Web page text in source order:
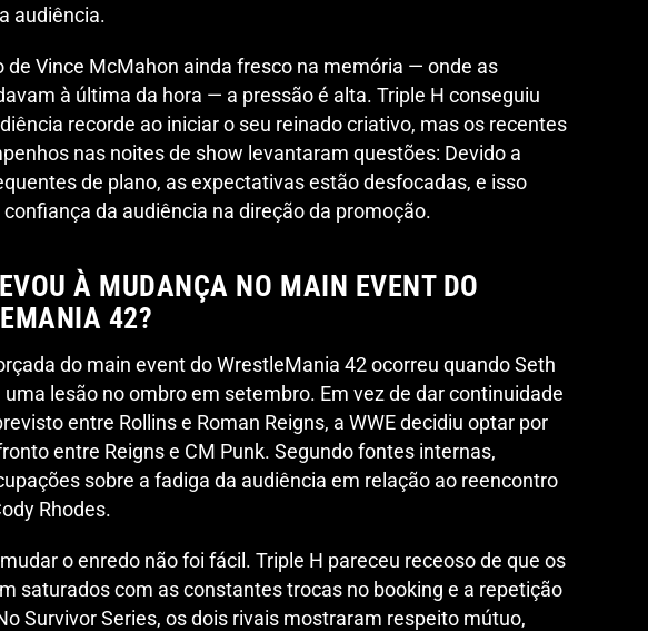
audiência.
de Vince McMahon ainda fresco na memória — onde as
à última da hora — a pressão é alta. Triple H conseguiu
recorde ao iniciar o seu reinado criativo, mas os recentes
nas noites de show levantaram questões: Devido a
de plano, as expectativas estão desfocadas, e isso
da audiência na direção da promoção.
À MUDANÇA NO MAIN EVENT DO
42?
do main event do WrestleMania 42 ocorreu quando Seth
uma lesão no ombro em setembro. Em vez de dar continuidade
entre Rollins e Roman Reigns, a WWE decidiu optar por
entre Reigns e CM Punk. Segundo fontes internas,
sobre a fadiga da audiência em relação ao reencontro
Rhodes.
o enredo não foi fácil. Triple H pareceu receoso de que os
saturados com as constantes trocas no booking e a repetição
Survivor Series, os dois rivais mostraram respeito mútuo,